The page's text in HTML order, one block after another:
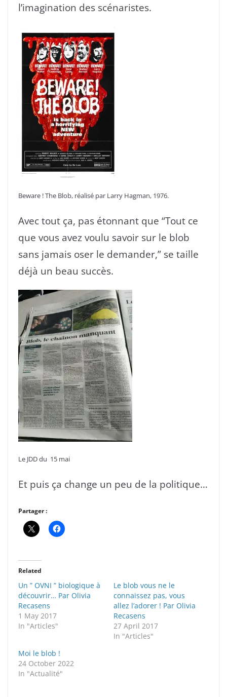
l’imagination des scénaristes.
Beware ! The Blob, réalisé par Larry Hagman, 1976.
Avec tout ça, pas étonnant que “Tout ce
que vous avez voulu savoir sur le blob
sans jamais oser le demander,” se taille
déjà un beau succès.
Le JDD du 15 mai
Et puis ça change un peu de la politique…
Partager :
Related
Un ” OVNI ” biologique à
découvrir… Par Olivia
Recasens
1 May 2017
In "Articles"
Le blob vous ne le
connaissez pas, vous
allez l’adorer ! Par Olivia
Recasens
27 April 2017
In "Articles"
Moi le blob !
24 October 2022
In "Actualité"